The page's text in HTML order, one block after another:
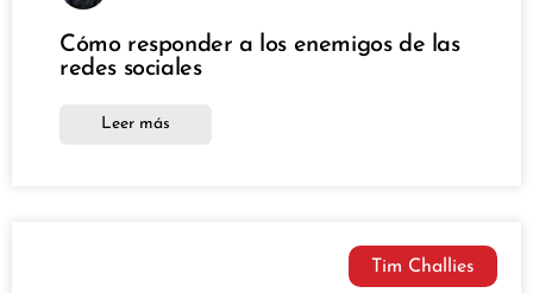
Cómo responder a los enemigos de las
redes sociales
Leer más
Tim Challies